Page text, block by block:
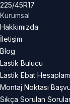
225/45R17
Kurumsal
Hakkımızda
İletişim
Blog
Lastik Bulucu
Lastik Ebat
Montaj Noktası
Sıkça Sorulan